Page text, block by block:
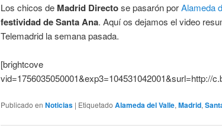
Los chicos de Madrid Directose pasarón porAlameda
festividad de Santa Ana. Aquí os dejamos el video
Telemadrid la semana pasada.
[brightcove
vid=1756035050001&exp3=104531042001&surl=http://
Publicado en Noticias | Etiquetado Alameda del Valle, Madrid,